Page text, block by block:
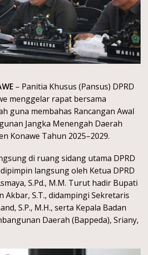
– Panitia Khusus (Pansus) DPRD
menggelar rapat bersama
guna membahas Rancangan Awal
Jangka Menengah Daerah
Konawe Tahun 2025–2029.
di ruang sidang utama DPRD
langsung oleh Ketua DPRD
S.Pd., M.M. Turut hadir Bupati
Akbar, S.T., didampingi Sekretaris
S.P., M.H., serta Kepala Badan
Daerah (Bappeda), Sriany,